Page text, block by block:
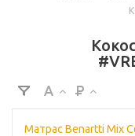
Матрас Benartti Mix